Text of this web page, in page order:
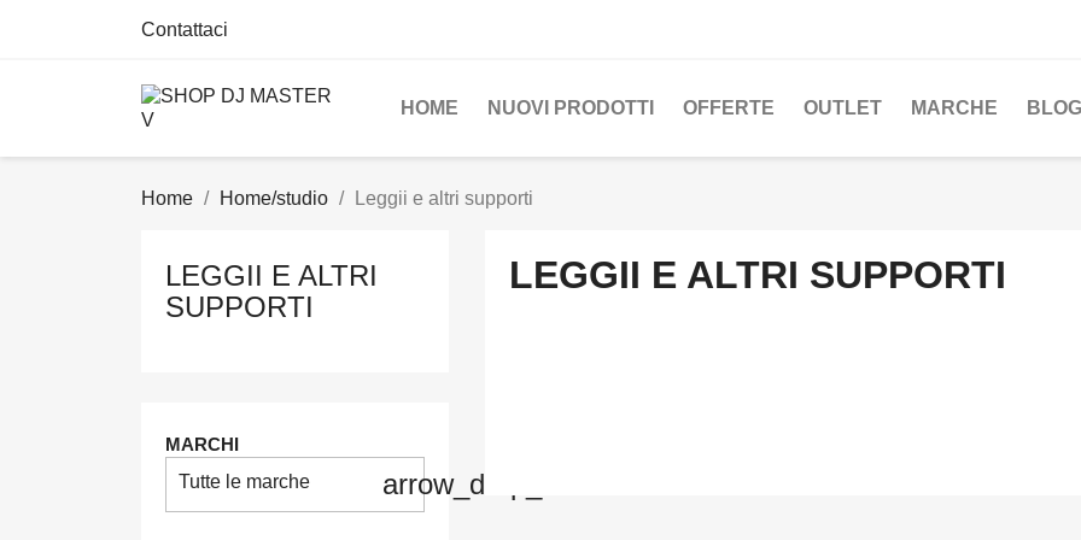
Contattaci
HOME NUOVI PRODOTTI OFFERTE OUTLET MARCHE BLOG
Home Home/studio Leggii e altri supporti
LEGGII E ALTRI
SUPPORTI
MARCHI
Tutte le marche
arrow_drop_down
LEGGII E ALTRI SUPPORTI